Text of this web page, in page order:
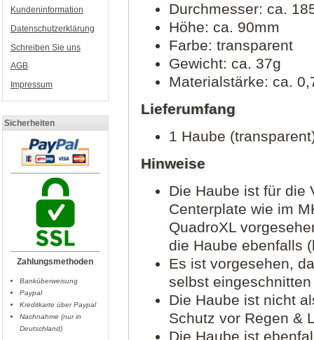
Kundeninformation
Datenschutzerklärung
Schreiben Sie uns
AGB
Impressum
Sicherheiten
Zahlungsmethoden
Banküberweisung
Paypal
Kreditkarte über Paypal
Nachnahme (nur in
Deutschland)
Durchmesser: ca.
Höhe: ca. 90mm
Farbe: transparent
Gewicht: ca. 37g
Materialstärke: ca.
Lieferumfang
1 Haube
Hinweise
Die Haube ist für die
Centerplate wie im
QuadroXL
die Haube ebenfalls
Es ist vorgesehen,
selbst
Die Haube ist nicht
Schutz vor Regen &